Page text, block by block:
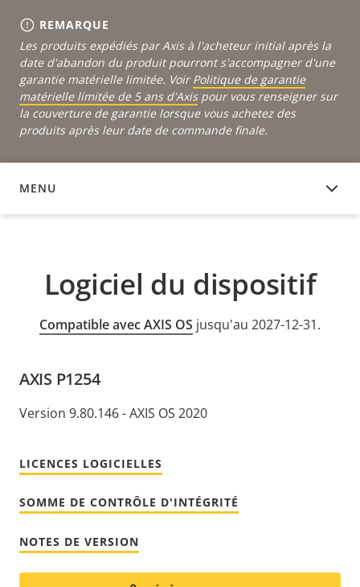
REMARQUE
Les produits expédiés par Axis à l'acheteur initial après la
date d'abandon du produit pourront s'accompagner d'une
garantie matérielle limitée. Voir Politique de garantie
matérielle limitée de 5 ans d'Axispour vous renseigner sur
la couverture de garantie lorsque vous achetez des
produits après leur date de commande finale.
MENU
LOGICIEL DU DISPOSITIF
Logiciel du dispositif
Compatible avec AXIS OS jusqu'au 2027-12-31.
AXIS P1254
Version 9.80.146 - AXIS OS 2020
LICENCES LOGICIELLES
SOMME DE CONTRÔLE D'INTÉGRITÉ
NOTES DE VERSION